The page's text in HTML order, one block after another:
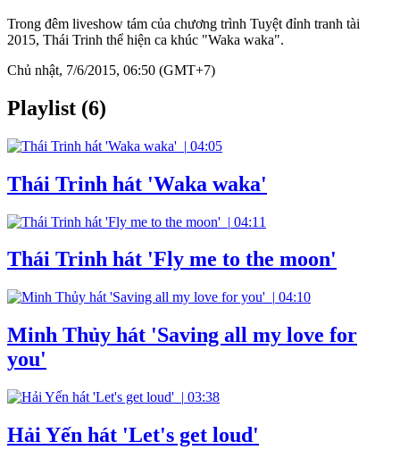
Trong đêm liveshow tám của chương trình Tuyệt đỉnh tranh tài
2015, Thái Trinh thể hiện ca khúc "Waka waka".
Chủ nhật, 7/6/2015, 06:50 (GMT+7)
Playlist (6)
| 04:05
Thái Trinh hát 'Waka waka'
| 04:11
Thái Trinh hát 'Fly me to the moon'
| 04:10
Minh Thủy hát 'Saving all my love for
you'
| 03:38
Hải Yến hát 'Let's get loud'